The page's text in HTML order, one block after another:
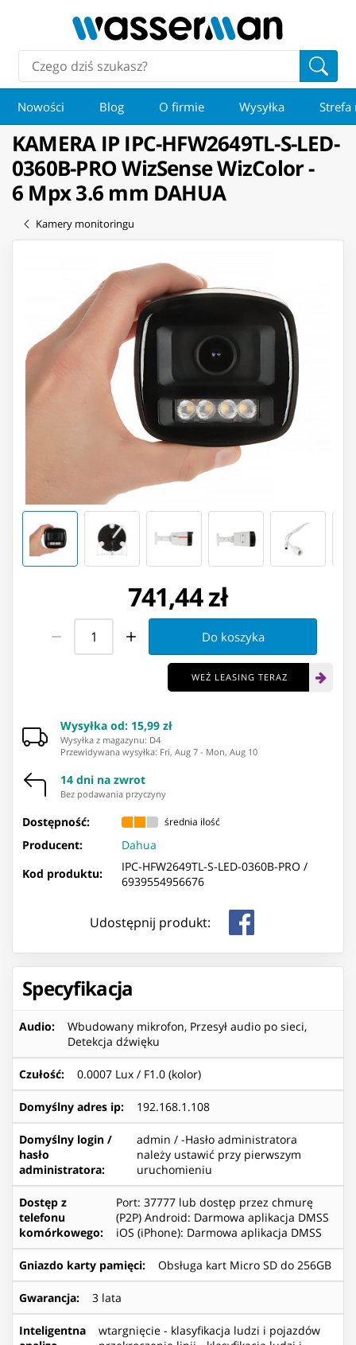
Nowości Blog O firmie Wysyłka Strefa
KAMERA IP IPC-HFW2649TL-S-LED-
0360B-PRO WizSense WizColor -
6 Mpx 3.6 mm DAHUA
Kamery monitoringu
741,44 zł
Do koszyka
WEŹ LEASING TERAZ
Wysyłka od: 15,99 zł
Wysyłka z magazynu: ⁨D4⁩
Przewidywana wysyłka: Fri, Aug 7 - Mon, Aug 10
14 dni na zwrot
Bez podawania przyczyny
Dostępność: średnia ilość
Producent:
Dahua
Kod produktu:
IPC-HFW2649TL-S-LED-0360B-PRO /
6939554956676
Udostępnij produkt:
Specyfikacja
Audio:
Wbudowany mikrofon, Przesył audio po sieci,
Detekcja dźwięku
Czułość: 0.0007 Lux / F1.0 (kolor)
Domyślny adres ip: 192.168.1.108
Domyślny login /
hasło
administratora:
admin / -Hasło administratora
należy ustawić przy pierwszym
uruchomieniu
Dostęp z
telefonu
komórkowego:
Port: 37777 lub dostęp przez chmurę
(P2P) Android: Darmowa aplikacja DMSS
iOS (iPhone): Darmowa aplikacja DMSS
Gniazdo karty pamięci: Obsługa kart Micro SD do 256GB
Gwarancja: 3 lata
Inteligentna
wtargnięcie - klasyfikacja ludzi i pojazdów